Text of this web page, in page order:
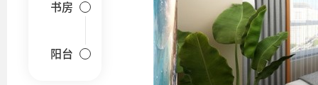
书房
阳台